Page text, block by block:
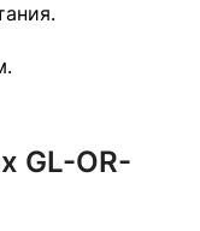
GL-OR-